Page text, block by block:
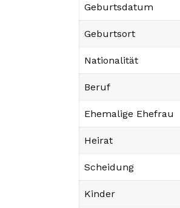
Geburtsdatum
Geburtsort
Nationalität
Beruf
Ehemalige Ehefrau
Heirat
Scheidung
Kinder